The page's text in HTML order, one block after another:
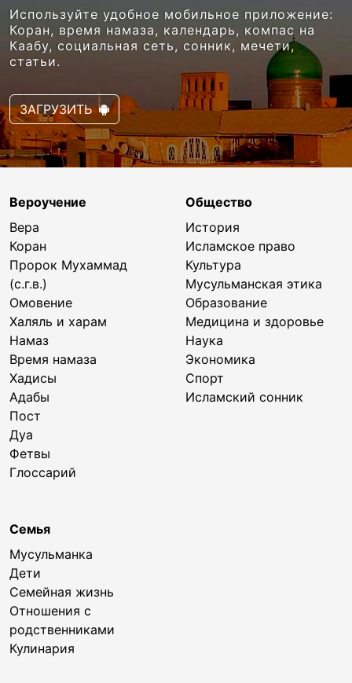
Используйте удобное мобильное приложение:
Коран, время намаза, календарь, компас на
Каабу, социальная сеть, сонник, мечети,
статьи.
ЗАГРУЗИТЬ
Вероучение
Вера
Коран
Пророк Мухаммад
(с.г.в.)
Омовение
Халяль и харам
Намаз
Время намаза
Хадисы
Адабы
Пост
Дуа
Фетвы
Глоссарий
Общество
История
Исламское право
Культура
Мусульманская этика
Образование
Медицина и здоровье
Наука
Экономика
Спорт
Исламский сонник
Семья
Мусульманка
Дети
Семейная жизнь
Отношения с
родственниками
Кулинария